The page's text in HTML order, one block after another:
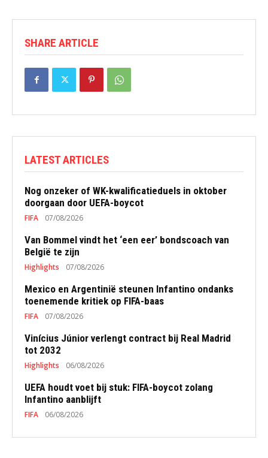
SHARE ARTICLE
LATEST ARTICLES
Nog onzeker of WK-kwalificatieduels in oktober
doorgaan door UEFA-boycot
FIFA 07/08/2026
Van Bommel vindt het ‘een eer’ bondscoach van
België te zijn
Highlights 07/08/2026
Mexico en Argentinië steunen Infantino ondanks
toenemende kritiek op FIFA-baas
FIFA 07/08/2026
Vinícius Júnior verlengt contract bij Real Madrid
tot 2032
Highlights 06/08/2026
UEFA houdt voet bij stuk: FIFA-boycot zolang
Infantino aanblijft
FIFA 06/08/2026